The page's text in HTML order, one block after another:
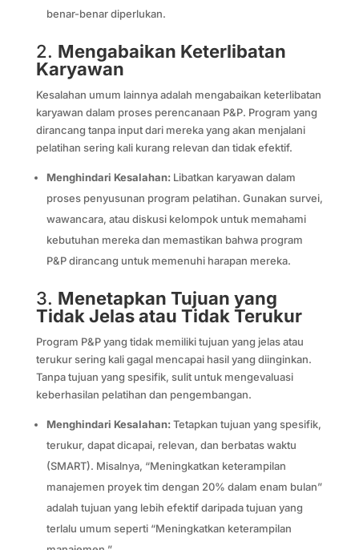
benar-benar diperlukan.
2. Mengabaikan Keterlibatan
Karyawan
Kesalahan umum lainnya adalah mengabaikan keterlibatan
karyawan dalam proses perencanaan P&P. Program yang
dirancang tanpa input dari mereka yang akan menjalani
pelatihan sering kali kurang relevan dan tidak efektif.
Menghindari Kesalahan: Libatkan karyawan dalam
proses penyusunan program pelatihan. Gunakan survei,
wawancara, atau diskusi kelompok untuk memahami
kebutuhan mereka dan memastikan bahwa program
P&P dirancang untuk memenuhi harapan mereka.
3. Menetapkan Tujuan yang
Tidak Jelas atau Tidak Terukur
Program P&P yang tidak memiliki tujuan yang jelas atau
terukur sering kali gagal mencapai hasil yang diinginkan.
Tanpa tujuan yang spesifik, sulit untuk mengevaluasi
keberhasilan pelatihan dan pengembangan.
Menghindari Kesalahan: Tetapkan tujuan yang spesifik,
terukur, dapat dicapai, relevan, dan berbatas waktu
(SMART). Misalnya, “Meningkatkan keterampilan
manajemen proyek tim dengan 20% dalam enam bulan”
adalah tujuan yang lebih efektif daripada tujuan yang
terlalu umum seperti “Meningkatkan keterampilan